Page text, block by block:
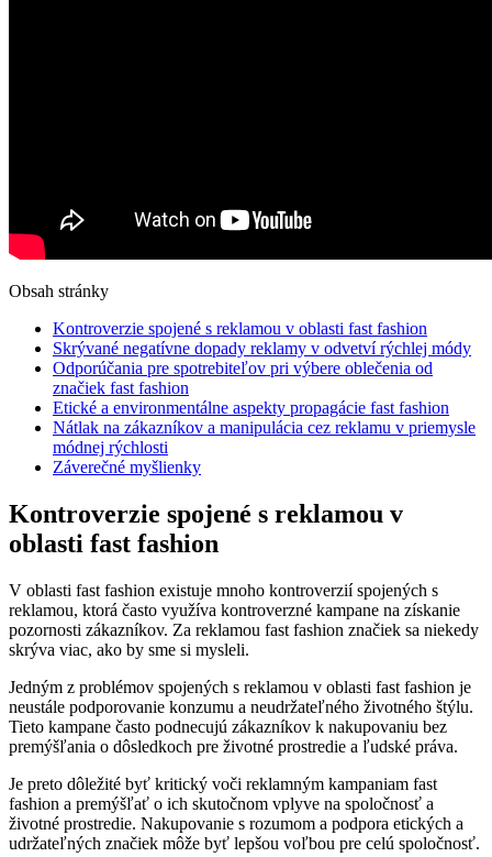
Obsah stránky
Kontroverzie spojené s reklamou v oblasti fast fashion
Skrývané negatívne dopady reklamy v odvetví rýchlej módy
Odporúčania pre spotrebiteľov pri výbere oblečenia od
značiek fast fashion
Etické a environmentálne aspekty propagácie fast fashion
Nátlak na zákazníkov a manipulácia cez reklamu v priemysle
módnej rýchlosti
Záverečné myšlienky
Kontroverzie spojené s reklamou v
oblasti fast fashion
V oblasti fast fashion existuje mnoho kontroverzií spojených s
reklamou, ktorá často využíva kontroverzné kampane na získanie
pozornosti zákazníkov. Za reklamou fast fashion značiek sa niekedy
skrýva viac, ako by sme si mysleli.
Jedným z problémov spojených s reklamou v oblasti fast fashion je
neustále podporovanie konzumu a neudržateľného životného štýlu.
Tieto kampane často podnecujú zákazníkov k nakupovaniu bez
premýšľania o dôsledkoch pre životné prostredie a ľudské práva.
Je preto dôležité byť kritický voči reklamným kampaniam fast
fashion a premýšľať o ich skutočnom vplyve na spoločnosť a
životné prostredie. Nakupovanie s rozumom a podpora etických a
udržateľných značiek môže byť lepšou voľbou pre celú spoločnosť.